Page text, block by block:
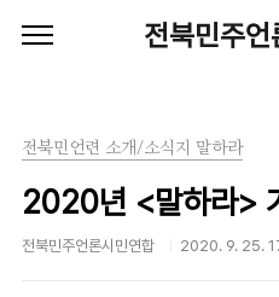
전북민주
전북민언련 소개/소식지 말하라
2020년 <말하라>
전북민주언론시민연합 2020. 9. 25.